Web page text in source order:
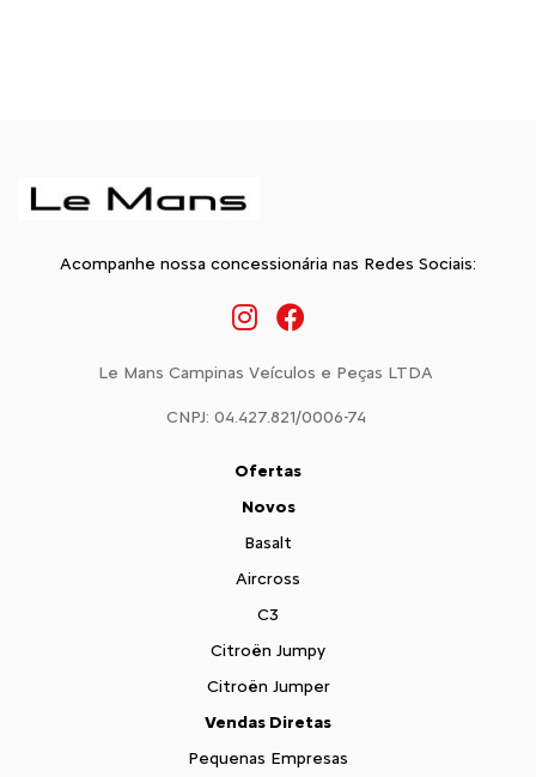
Acompanhe nossa concessionária nas Redes Sociais:
Le Mans Campinas Veículos e Peças LTDA
CNPJ: 04.427.821/0006-74
Ofertas
Novos
Basalt
Aircross
C3
Citroën Jumpy
Citroën Jumper
Vendas Diretas
Pequenas Empresas